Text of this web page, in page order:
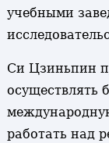
учебными
Си Цзиньпин
осуществлять
работать над